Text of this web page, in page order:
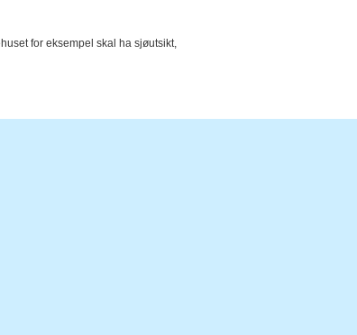
for eksempel skal ha sjøutsikt,